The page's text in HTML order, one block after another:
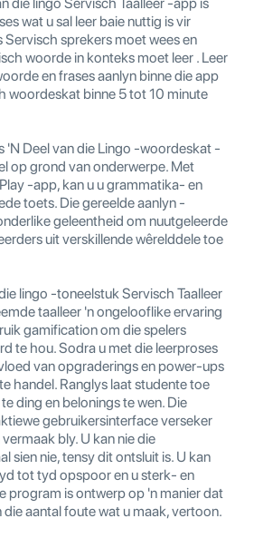
wat u sal leer baie nuttig is vir
Servisch sprekers moet wees en
woorde in konteks moet leer . Leer
en frases aanlyn binne die app
woordeskat binne 5 tot 10 minute
'N Deel van die Lingo -woordeskat -
op grond van onderwerpe. Met
-app, kan u u grammatika- en
toets. Die gereelde aanlyn -
geleentheid om nuutgeleerde
uit verskillende wêrelddele toe
lingo -toneelstuk Servisch Taalleer
taalleer 'n ongelooflike ervaring
gamification om die spelers
te hou. Sodra u met die leerproses
van opgraderings en power-ups
handel. Ranglys laat studente toe
ding en belonings te wen. Die
gebruikersinterface verseker
bly. U kan nie die
sien nie, tensy dit ontsluit is. U kan
tot tyd opspoor en u sterk- en
program is ontwerp op 'n manier dat
die aantal foute wat u maak, vertoon.